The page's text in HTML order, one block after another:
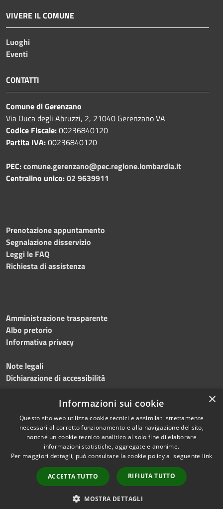
VIVERE IL COMUNE
Luoghi
Eventi
CONTATTI
Comune di Gerenzano
Via Duca degli Abruzzi, 2, 21040 Gerenzano VA
Codice Fiscale:00236840120
Partita IVA:00236840120
PEC:comune.gerenzano@pec.regione.lombardia.it
Centralino unico:02 9639911
Prenotazione appuntamento
Segnalazione disservizio
Leggi le FAQ
Richiesta di assistenza
Amministrazione trasparente
Albo pretorio
Informativa privacy
Note legali
Dichiarazione di accessibilità
Meccanismo di feedback
Accessibilità
Copyright © 2026 • Comune di
Gerenzano • Powered by
Municipium•
Accesso
redazione
×
Informazioni sui cookie
Questo sito web utilizza cookie tecnici e assimilati strettamente
necessari al corretto funzionamento e alla navigazione del sito,
nonché un cookie tecnico analitico al solo fine di elaborare
informazioni statistiche, aggregate e anonime.
Per maggiori dettagli, può consultare la cookie policy al seguente link
ACCETTA TUTTO RIFIUTA TUTTO
MOSTRA DETTAGLI